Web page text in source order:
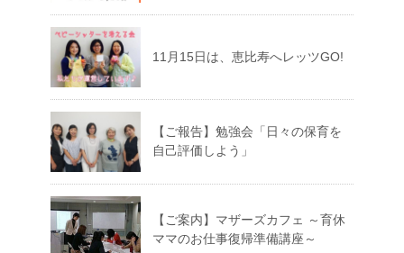
11月15日は、恵比寿へレッツGO!
【ご報告】勉強会「日々の保育を
自己評価しよう」
【ご案内】マザーズカフェ ～育休
ママのお仕事復帰準備講座～